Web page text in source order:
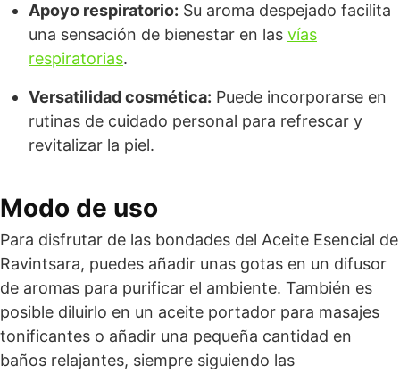
Apoyo respiratorio: Su aroma despejado facilita
una sensación de bienestar en las vías
respiratorias.
Versatilidad cosmética: Puede incorporarse en
rutinas de cuidado personal para refrescar y
revitalizar la piel.
Modo de uso
Para disfrutar de las bondades del Aceite Esencial de
Ravintsara, puedes añadir unas gotas en un difusor
de aromas para purificar el ambiente. También es
posible diluirlo en un aceite portador para masajes
tonificantes o añadir una pequeña cantidad en
baños relajantes, siempre siguiendo las